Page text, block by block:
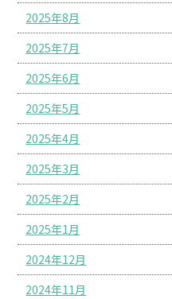
2025年8月
2025年7月
2025年6月
2025年5月
2025年4月
2025年3月
2025年2月
2025年1月
2024年12月
2024年11月